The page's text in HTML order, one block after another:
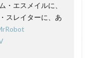
・エスメイルに、
スレイターに、あ